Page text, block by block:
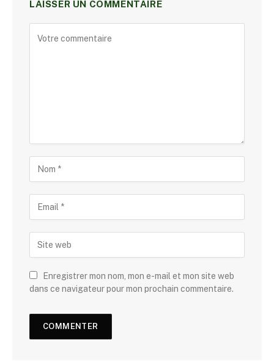
LAISSER UN COMMENTAIRE
Enregistrer mon nom, mon e-mail et mon site web
dans ce navigateur pour mon prochain commentaire.